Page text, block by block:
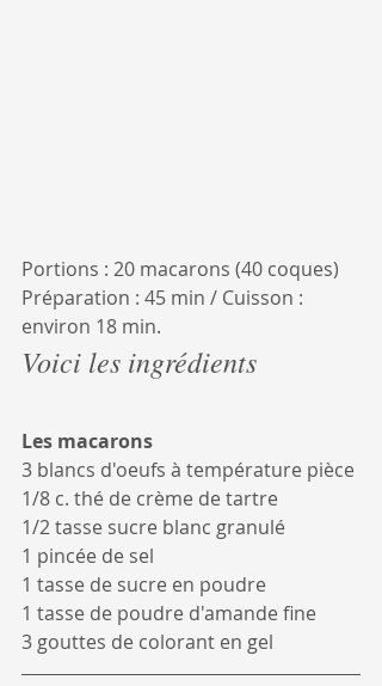
Portions : 20 macarons (40 coques)
Préparation : 45 min / Cuisson :
environ 18 min.
Voici les ingrédients
Les macarons
3 blancs d'oeufs à température pièce
1/8 c. thé de crème de tartre
1/2 tasse sucre blanc granulé
1 pincée de sel
1 tasse de sucre en poudre
1 tasse de poudre d'amande fine
3 gouttes de colorant en gel